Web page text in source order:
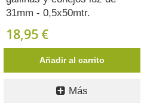
31mm - 0,5x50mtr.
18,95 €
Añadir al carrito
Más